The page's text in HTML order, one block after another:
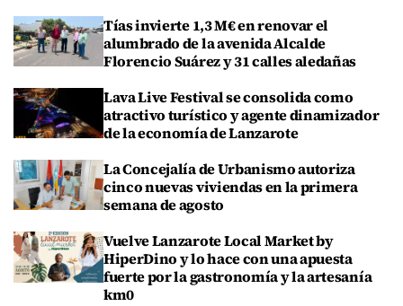
Tías invierte 1,3 M€ en renovar el
alumbrado de la avenida Alcalde
Florencio Suárez y 31 calles aledañas
Lava Live Festival se consolida como
atractivo turístico y agente dinamizador
de la economía de Lanzarote
La Concejalía de Urbanismo autoriza
cinco nuevas viviendas en la primera
semana de agosto
Vuelve Lanzarote Local Market by
HiperDino y lo hace con una apuesta
fuerte por la gastronomía y la artesanía
km0